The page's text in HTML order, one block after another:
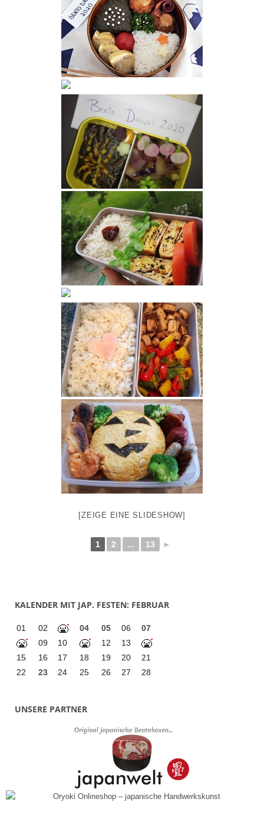
[ZEIGE EINE SLIDESHOW]
1 2 ... 13 ►
KALENDER MIT JAP. FESTEN: FEBRUAR
01 02 04 05 06
07
09
10 12
13
15
16 17 18 19 20
21
22
23 24 25 26 27 28
UNSERE PARTNER